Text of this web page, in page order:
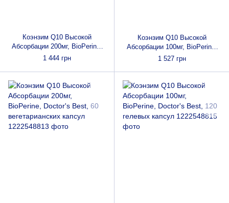
Коэнзим Q10 Высокой
Абсорбации 200мг, BioPerine,
Doctor's Best, 60 желатиновых
1 444 грн
Коэнзим Q10 Высокой
Абсорбации 100мг, BioPerine,
Doctor's Best, 120 желатиновых
1 527 грн